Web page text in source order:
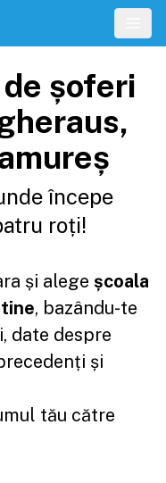
șoferi
începe
roți!
și alege școala
, bazându-te
date despre
și
tău către